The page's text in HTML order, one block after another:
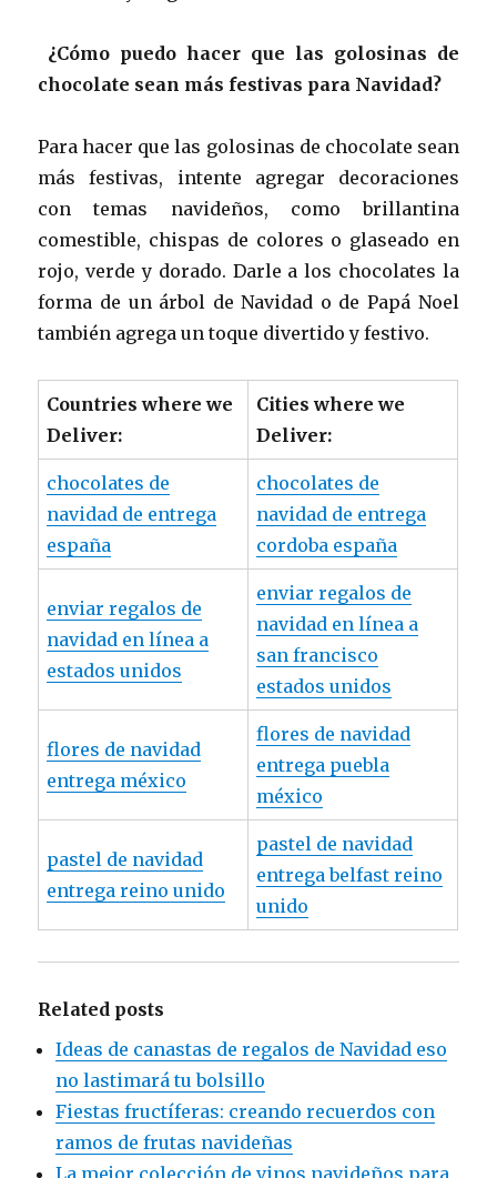
¿Cómo puedo hacer que las golosinas de
chocolate sean más festivas para Navidad?
Para hacer que las golosinas de chocolate sean
más festivas, intente agregar decoraciones
con temas navideños, como brillantina
comestible, chispas de colores o glaseado en
rojo, verde y dorado. Darle a los chocolates la
forma de un árbol de Navidad o de Papá Noel
también agrega un toque divertido y festivo.
Countries where we
Deliver:
Cities where we
Deliver:
chocolates de
navidad de entrega
españa
chocolates de
navidad de entrega
cordoba españa
enviar regalos de
navidad en línea a
estados unidos
enviar regalos de
navidad en línea a
san francisco
estados unidos
flores de navidad
entrega méxico
flores de navidad
entrega puebla
méxico
pastel de navidad
entrega reino unido
pastel de navidad
entrega belfast reino
unido
Related posts
Ideas de canastas de regalos de Navidad eso
no lastimará tu bolsillo
Fiestas fructíferas: creando recuerdos con
ramos de frutas navideñas
La mejor colección de vinos navideños para